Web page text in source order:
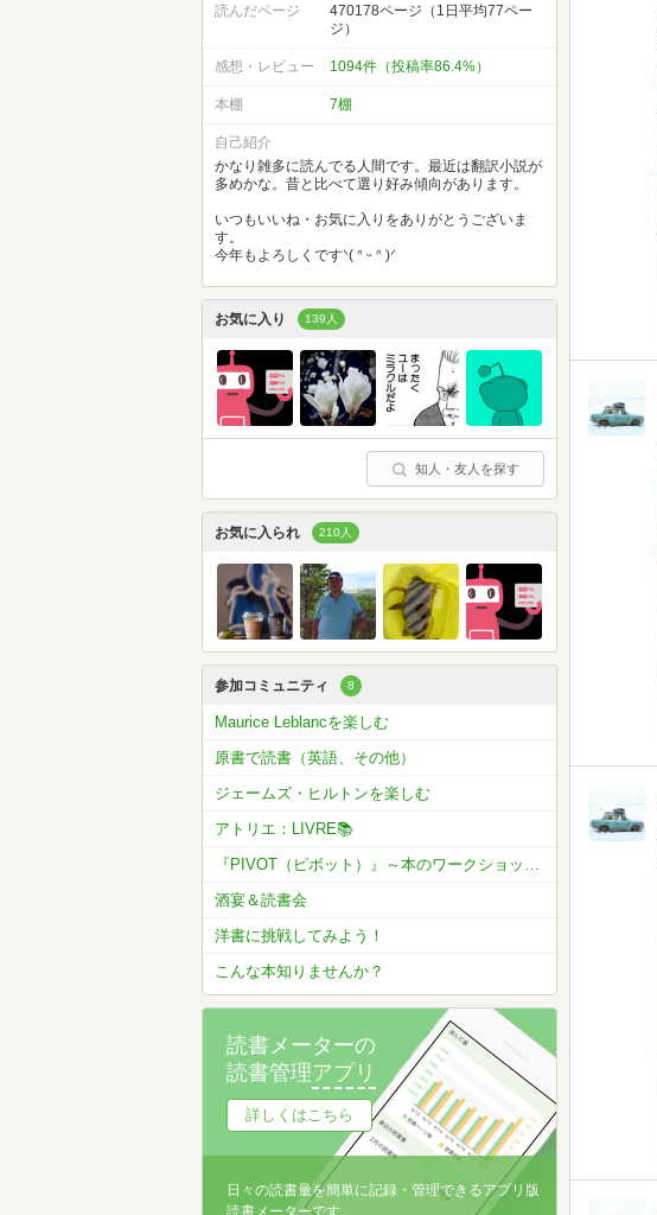
読んだページ
470178ページ（1日平均77ペー
ジ）
感想・レビュー 1094件（投稿率86.4%）
本棚 7棚
自己紹介
かなり雑多に読んでる人間です。最近は翻訳小説が
多めかな。昔と比べて選り好み傾向があります。
いつもいいね・お気に入りをありがとうございま
す。
今年もよろしくですᐠ( ᐢ ᵕ ᐢ )ᐟ
お気に入り 139人
知人・友人を探す
お気に入られ 210人
参加コミュニティ 8
Maurice Leblancを楽しむ
原書で読書（英語、その他）
ジェームズ・ヒルトンを楽しむ
アトリエ：LIVRE📚
『PIVOT（ピボット）』～本のワークショップコミュニティ～
酒宴＆読書会
洋書に挑戦してみよう！
こんな本知りませんか？
読書メーターの
読書管理アプリ
詳しくはこちら
日々の読書量を簡単に記録・管理できるアプリ版
読書メーターです。